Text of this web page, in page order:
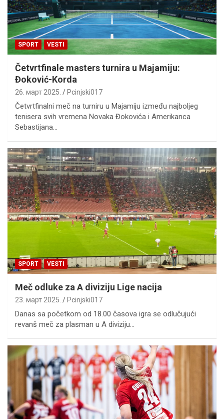
SPORT VESTI
Četvrtfinale masters turnira u Majamiju:
Đoković-Korda
26. март 2025. Pcinjski017
Četvrtfinalni meč na turniru u Majamiju između najboljeg
tenisera svih vremena Novaka Đokovića i Amerikanca
Sebastijana…
SPORT VESTI
Meč odluke za A diviziju Lige nacija
23. март 2025. Pcinjski017
Danas sa početkom od 18.00 časova igra se odlučujući
revanš meč za plasman u A diviziju…